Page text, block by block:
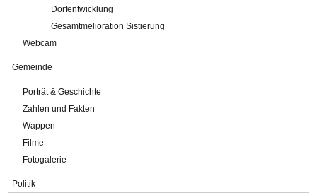
Dorfentwicklung
Gesamtmelioration Sistierung
Webcam
Gemeinde
Porträt & Geschichte
Zahlen und Fakten
Wappen
Filme
Fotogalerie
Politik